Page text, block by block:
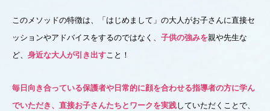
このメソッドの特徴は、「はじめまして」の大人がお子さんに直接セ
ッションやアドバイスをするのではなく、 子供の強みを親や先生な
ど、 身近な大人が引き出すこと！
毎日向き合っている保護者や日常的に顔を合わせる指導者の方に学ん
でいただき、直接お子さんたちとワークを実践していただくことで、